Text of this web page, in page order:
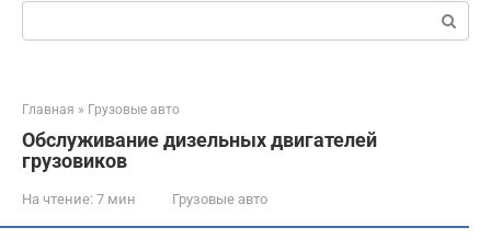
Поиск:
Главная » Грузовые авто
Обслуживание дизельных двигателей
грузовиков
На чтение: 7 мин Грузовые авто